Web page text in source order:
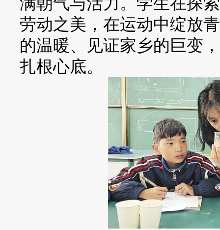
劳动之美，在运动中绽放
的温暖、见证家乡的巨变
扎根心底。